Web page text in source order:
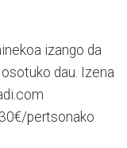
izango da
dau. Izena
pertsonako